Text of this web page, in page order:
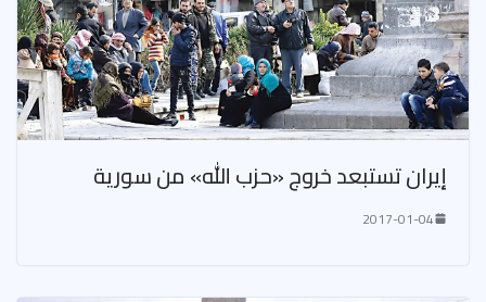
إيران تستبعد خروج «حزب الله» من سورية
2017-01-04